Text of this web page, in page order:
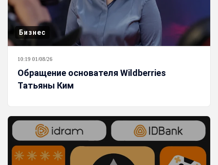
Бизнес
10:19 01/08/26
Обращение основателя Wildberries
Татьяны Ким